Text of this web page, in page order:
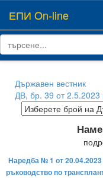
ЕПИ On-line
Държавен вестник
ДВ, бр. 39 от 2.5.2023
Наредба № 1 от
ръководство по